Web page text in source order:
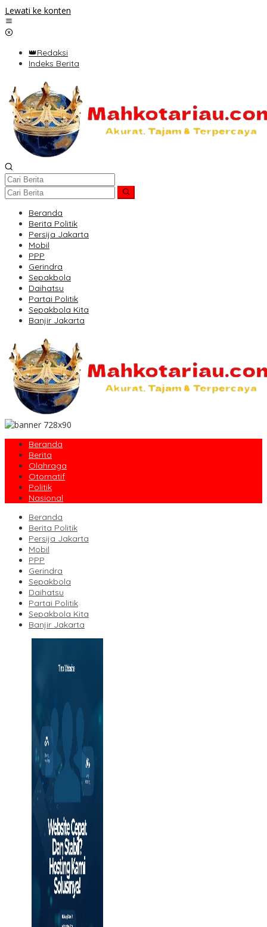
Lewati ke konten
👑Redaksi
Indeks Berita
Beranda
Berita Politik
Persija Jakarta
Mobil
PPP
Gerindra
Sepakbola
Daihatsu
Partai Politik
Sepakbola Kita
Banjir Jakarta
Beranda
Berita
Olahraga
Otomatif
Politik
Nasional
Beranda
Berita Politik
Persija Jakarta
Mobil
PPP
Gerindra
Sepakbola
Daihatsu
Partai Politik
Sepakbola Kita
Banjir Jakarta